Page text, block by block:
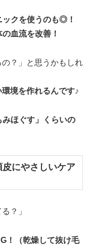
ックを使うのも◎！
血流を改善！
の？」と思うかもしれ
境を作れるんです♪
みほぐす」くらいの
にやさしいケア
？」
！（乾燥して抜け毛